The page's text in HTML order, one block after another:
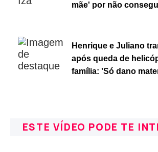
mãe' por não
Henrique e Juliano
após queda de
família: 'Só dano
ESTE VÍDEO PODE TE